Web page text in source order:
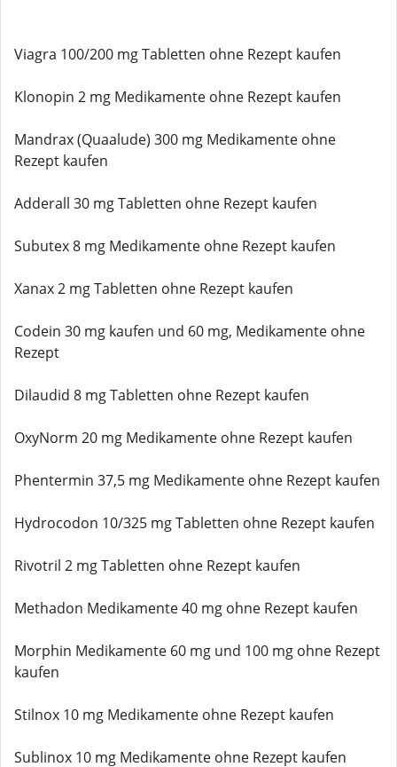
Viagra 100/200 mg Tabletten ohne Rezept kaufen
Klonopin 2 mg Medikamente ohne Rezept kaufen
Mandrax (Quaalude) 300 mg Medikamente ohne
Rezept kaufen
Adderall 30 mg Tabletten ohne Rezept kaufen
Subutex 8 mg Medikamente ohne Rezept kaufen
Xanax 2 mg Tabletten ohne Rezept kaufen
Codein 30 mg kaufen und 60 mg, Medikamente ohne
Rezept
Dilaudid 8 mg Tabletten ohne Rezept kaufen
OxyNorm 20 mg Medikamente ohne Rezept kaufen
Phentermin 37,5 mg Medikamente ohne Rezept kaufen
Hydrocodon 10/325 mg Tabletten ohne Rezept kaufen
Rivotril 2 mg Tabletten ohne Rezept kaufen
Methadon Medikamente 40 mg ohne Rezept kaufen
Morphin Medikamente 60 mg und 100 mg ohne Rezept
kaufen
Stilnox 10 mg Medikamente ohne Rezept kaufen
Sublinox 10 mg Medikamente ohne Rezept kaufen